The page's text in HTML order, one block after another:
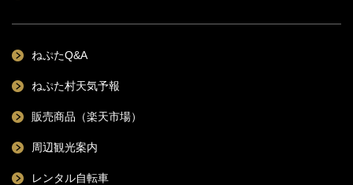
ねぷたQ&A
ねぷた村天気予報
販売商品（楽天市場）
周辺観光案内
レンタル自転車